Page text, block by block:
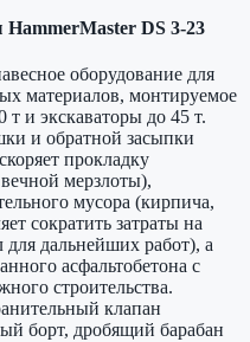
DS 3-23
оборудование для
материалов, монтируемое
и экскаваторы до 45 т.
и обратной засыпки
прокладку
мерзлоты),
мусора (кирпича,
сократить затраты на
дальнейших работ), а
асфальтобетона с
строительства.
клапан
борт, дробящий барабан